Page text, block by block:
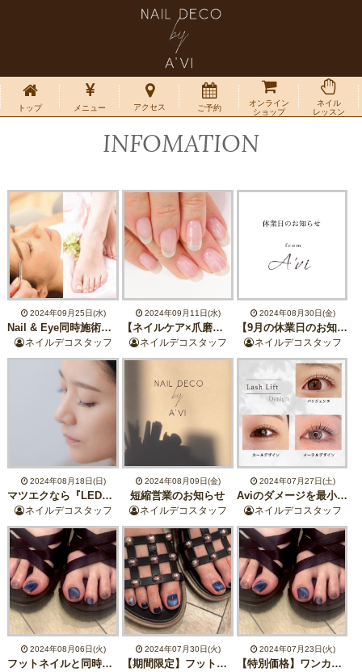
トップ メニュー アクセス ご予約
オンライン
ショップ
ネイル
レッスン
INFOMATION
2024年09月25日(水)
Nail & Eye同時施術で時短トータルケア♪
ネイルデコスタッフ
2024年09月11日(水)
【ネイルケア×爪磨き】\6,050→\3,900
ネイルデコスタッフ
2024年08月30日(金)
【9月の休業日のお知らせ】
ネイルデコスタッフ
2024年08月18日(日)
マツエクなら『LEDエクステ』がおすすめ！
ネイルデコスタッフ
2024年08月09日(金)
短縮営業のお知らせ
ネイルデコスタッフ
2024年07月27日(土)
Aviのダメージを最小限に！強く綺麗なまつ毛に！ダメージレスまつ毛パーマ☆
ネイルデコスタッフ
2024年08月06日(火)
フットネイルと同時に角質ケアがお得！
2024年07月30日(火)
【期間限定】フットネイル角質ケア付きが￥14,800→￥5,500
2024年07月23日(火)
【特別価格】ワンカラーフットジェル×角質ケアがお得！